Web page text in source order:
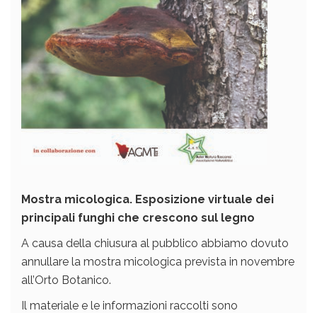
Mostra micologica. Esposizione virtuale dei
principali funghi che crescono sul legno
A causa della chiusura al pubblico abbiamo dovuto
annullare la mostra micologica prevista in novembre
all’Orto Botanico.
Il materiale e le informazioni raccolti sono